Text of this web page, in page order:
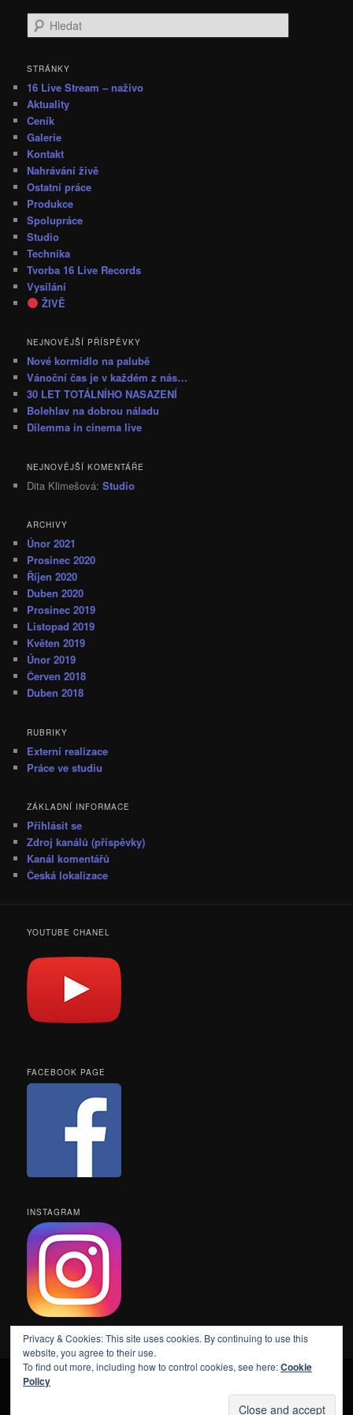
l
d
t
STRÁNKY
16 Live Stream – naživo
Aktuality
Ceník
Galerie
Kontakt
Nahrávání živě
Ostatní práce
Produkce
Spolupráce
Studio
Technika
Tvorba 16 Live Records
Vysílání
ŽIVĚ
NEJNOVĚJŠÍ PŘÍSPĚVKY
Nové kormidlo na palubě
Vánoční čas je v každém z nás…
30 LET TOTÁLNÍHO NASAZENÍ
Bolehlav na dobrou náladu
Dilemma in cinema live
NEJNOVĚJŠÍ KOMENTÁŘE
Dita Klimešová:Studio
ARCHIVY
Únor 2021
Prosinec 2020
Říjen 2020
Duben 2020
Prosinec 2019
Listopad 2019
Květen 2019
Únor 2019
Červen 2018
Duben 2018
RUBRIKY
Externí realizace
Práce ve studiu
ZÁKLADNÍ INFORMACE
Přihlásit se
Zdroj kanálů (příspěvky)
Kanál komentářů
Česká lokalizace
YOUTUBE CHANEL
FACEBOOK PAGE
INSTAGRAM
Privacy & Cookies: This site uses cookies. By continuing to use this
website, you agree to their use.
To find out more, including how to control cookies, see here:Cookie
Policy